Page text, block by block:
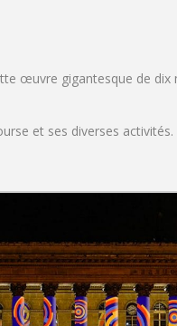
œuvre gigantesque de
et ses diverses activités.